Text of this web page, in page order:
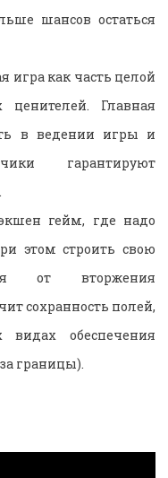
шансов остаться
игра как часть целой
Главная
в ведении игры и
гарантируют
гейм, где надо
этом строить свою
от вторжения
сохранность полей,
обеспечения
границы).